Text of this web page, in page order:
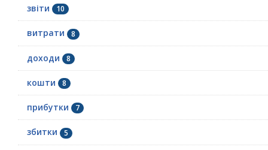
звіти 10
витрати 8
доходи 8
кошти 8
прибутки 7
збитки 5